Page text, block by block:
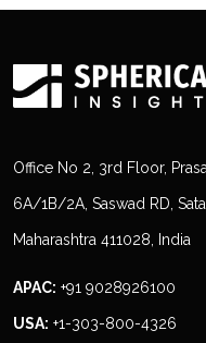
Office No 2, 3rd Floor,
6A/1B/2A, Saswad RD,
Maharashtra 411028, India
APAC: +91 9028926100
USA: +1-303-800-4326